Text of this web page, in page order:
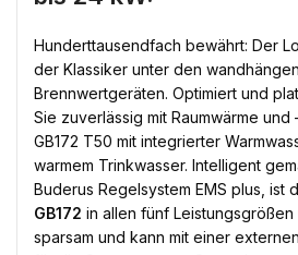
Hunderttausendfach bewährt: Der
der Klassiker unter den
Brennwertgeräten. Optimiert und
Sie zuverlässig mit Raumwärme und
GB172 T50 mit integrierter
warmem Trinkwasser. Intelligent
Buderus Regelsystem EMS plus, ist
GB172 in allen fünf Leistungsgrößen
sparsam und kann mit einer